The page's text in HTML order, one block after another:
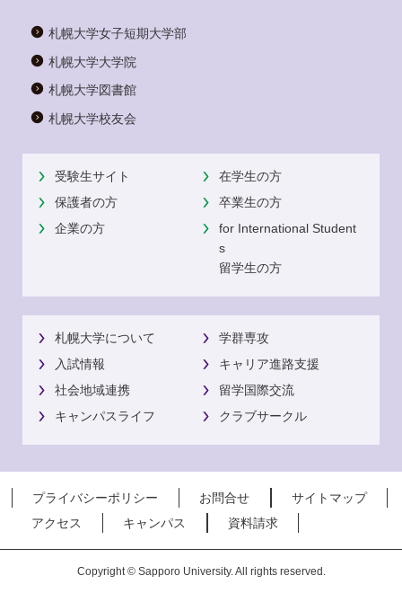
札幌大学女子短期大学部
札幌大学大学院
札幌大学図書館
札幌大学校友会
受験生サイト
在学生の方
保護者の方
卒業生の方
企業の方
for International Student
s
留学生の方
札幌大学について
学群専攻
入試情報
キャリア進路支援
社会地域連携
留学国際交流
キャンパスライフ
クラブサークル
プライバシーポリシー お問合せ
サイトマップ
アクセス
キャンパス 資料請求
Copyright © Sapporo University. All rights reserved.